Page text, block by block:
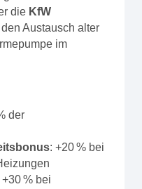
die KfW
Austausch alter
im
der
: +20 % bei
+30 % bei